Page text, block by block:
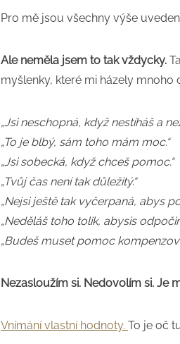
Pro mě jsou všechny výše
Ale neměla jsem to tak vždycky.
myšlenky, které mi házely
„Jsi neschopná, když nestíháš a
„To je blbý, sám toho mám moc.“
„Jsi sobecká, když chceš pomoc.“
„Tvůj čas není tak důležitý.“
„Nejsi ještě tak vyčerpaná, abys
„Neděláš toho tolik, abysis
„Budeš muset pomoc
Nezasloužím si. Nedovolím si. Je
Vnímání vlastní hodnoty. To je oč